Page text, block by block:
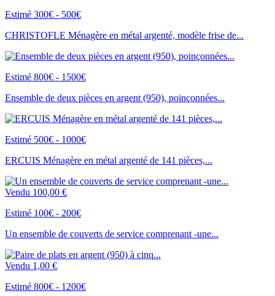
Estimé 300€ - 500€
CHRISTOFLE Ménagère en métal argenté, modèle frise de...
Estimé 800€ - 1500€
Ensemble de deux pièces en argent (950), poinçonnées...
Estimé 500€ - 1000€
ERCUIS Ménagère en métal argenté de 141 pièces,...
Vendu 100,00 €
Estimé 100€ - 200€
Un ensemble de couverts de service comprenant -une...
Vendu 1,00 €
Estimé 800€ - 1200€